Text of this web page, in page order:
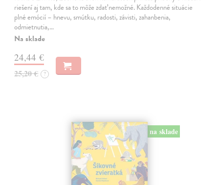
riešení aj tam, kde sa to môže zdať nemožné. Každodenné situácie
plné emócií – hnevu, smútku, radosti, závisti, zahanbenia,
odmietnutia,…
Na sklade
24,44 €
25,20 € ?
na sklade